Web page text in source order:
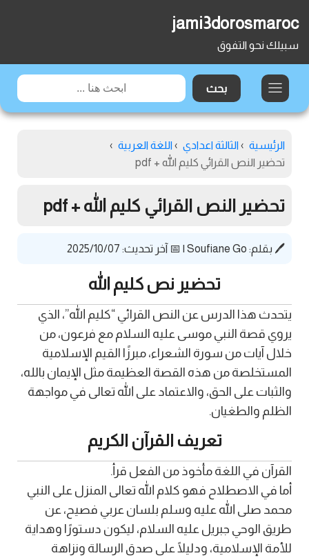
jami3dorosmaroc
سبيلك نحو التفوق
الرئيسية › الثالثة اعدادي › اللغة العربية ›
تحضير النص القرائي كليم الله + pdf
تحضير النص القرائي كليم الله + pdf
🖊️ بقلم: Soufiane Go
| 📅 آخر تحديث: 2025/10/07
تحضير نص كليم الله
يتحدث هذا الدرس عن النص القرائي “كليم الله”، الذي
يروي قصة النبي موسى عليه السلام مع فرعون، من
خلال آيات من سورة الشعراء، مبرزًا القيم الإسلامية
المستخلصة من هذه القصة العظيمة مثل الإيمان بالله،
والثبات على الحق، والاعتماد على الله تعالى في مواجهة
الظلم والطغيان.
تعريف القرآن الكريم
القرآن في اللغة مأخوذ من الفعل قرأ.
أما في الاصطلاح فهو كلام الله تعالى المنزل على النبي
محمد صلى الله عليه وسلم بلسان عربي فصيح، عن
طريق الوحي جبريل عليه السلام، ليكون دستورًا وهداية
للأمة الإسلامية، ودليلًا على صدق الرسالة ونزاهة